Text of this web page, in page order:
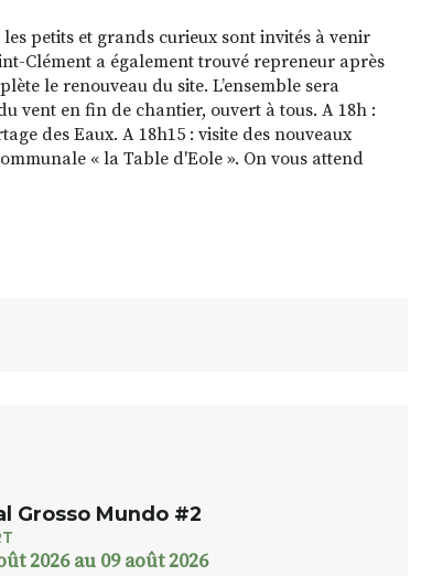
petits et grands curieux sont invités à venir
Clément a également trouvé repreneur après
le renouveau du site. L’ensemble sera
vent en fin de chantier, ouvert à tous. A 18h :
des Eaux. A 18h15 : visite des nouveaux
« la Table d'Eole ». On vous attend
Grosso Mundo #2
2026 au 09 août 2026